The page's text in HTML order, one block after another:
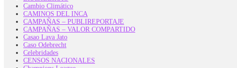
Cambio Climático
CAMINOS DEL INCA
CAMPAÑAS – PUBLIREPORTAJE
CAMPAÑAS – VALOR COMPARTIDO
Casao Lava Jato
Caso Odebrecht
Celebridades
CENSOS NACIONALES